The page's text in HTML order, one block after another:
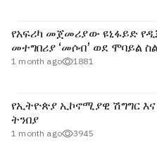
የአፍሪካ መጀመሪያው ዩኒፋይድ
መተግበሪያ ‘መሶብ’ ወደ ሞባይል
ጠቅላይ ሚኒስትር ዐቢይ አሕመድ
1 month ago 1881
የኢትዮጵያ ኢኮኖሚያዊ ሽግግር እና
ትንበያ
1 month ago 3945